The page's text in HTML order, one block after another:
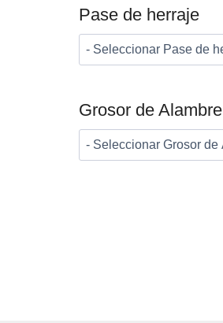
Pase de herraje
Grosor de Alambre